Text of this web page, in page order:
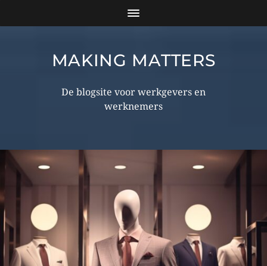
MAKING MATTERS
De blogsite voor werkgevers en
werknemers